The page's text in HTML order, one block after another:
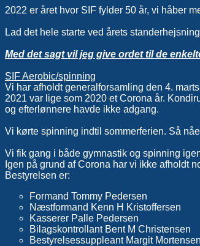
2022 er året hvor SIF fylder 50 år, vi håber
Lad det hele starte ved årets
Med det sagt vil jeg give ordet til de
SIF Aerobic/spinning
Vi har afholdt generalforsamling den 4.
2021 var lige som 2020 et Corona år.
og efterlønnere havde ikke adgang.
Vi kørte spinning indtil sommerferien. Så
Vi fik gang i både gymnastik og spinning
Igen på grund af Corona har vi ikke afholdt
Bestyrelsen er:
Formand Tommy Pedersen
Næstformand Kenn H Kristoffersen
Kasserer Palle Pedersen
Bilagskontrollant Bent M Christensen
Bestyrelsessuppleant Margit